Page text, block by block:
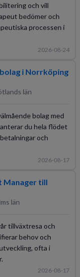
och vill
bedömer och
processen i
2026-08-24
i Norrköping
län
bolag med
du hela flödet
och
2026-08-17
Manager till
län
tillväxtresa och
behov och
ofta i
2026-08-17